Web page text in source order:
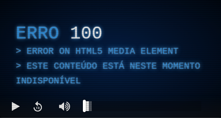
ERRO 100
ERROR ON HTML5 MEDIA ELEMENT
ESTE CONTEÚDO ESTÁ NESTE MOMENTO
INDISPONÍVEL